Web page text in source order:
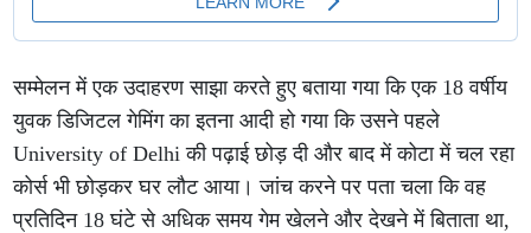
सम्मेलन में एक उदाहरण साझा करते हुए बताया गया कि एक 18 वर्षीय
युवक डिजिटल गेमिंग का इतना आदी हो गया कि उसने पहले
University of Delhi की पढ़ाई छोड़ दी और बाद में कोटा में चल रहा
कोर्स भी छोड़कर घर लौट आया। जांच करने पर पता चला कि वह
प्रतिदिन 18 घंटे से अधिक समय गेम खेलने और देखने में बिताता था,